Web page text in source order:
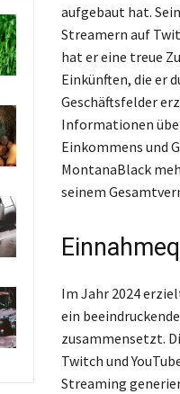
aufgebaut hat.
Streamern auf
hat er eine treue
Einkünften, die er
Geschäftsfelder
Informationen
Einkommens und
MontanaBlack
seinem
Im Jahr 2024
ein
zusammensetzt.
Twitch und
Streaming